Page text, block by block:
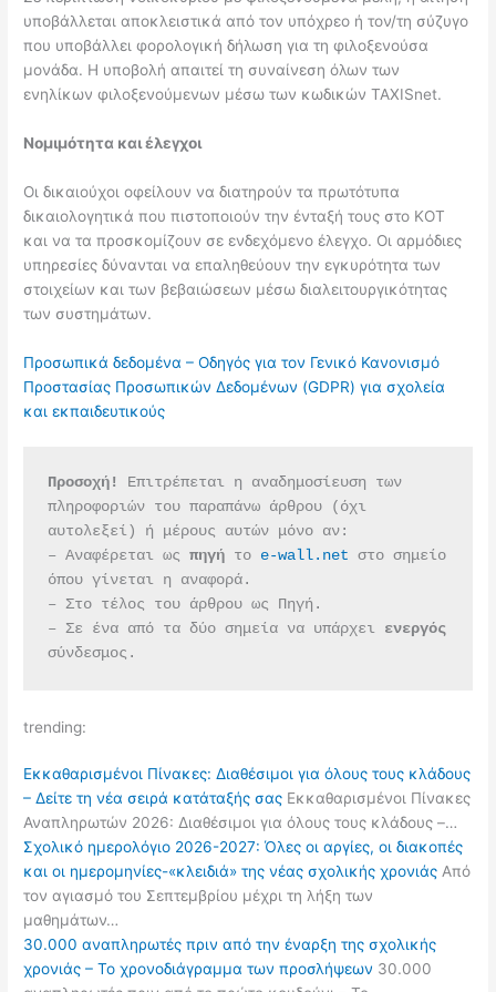
υποβάλλεται αποκλειστικά από τον υπόχρεο ή τον/τη σύζυγο
που υποβάλλει φορολογική δήλωση για τη φιλοξενούσα
μονάδα. Η υποβολή απαιτεί τη συναίνεση όλων των
ενηλίκων φιλοξενούμενων μέσω των κωδικών TAXISnet.
Νομιμότητα και έλεγχοι
Οι δικαιούχοι οφείλουν να διατηρούν τα πρωτότυπα
δικαιολογητικά που πιστοποιούν την ένταξή τους στο ΚΟΤ
και να τα προσκομίζουν σε ενδεχόμενο έλεγχο. Οι αρμόδιες
υπηρεσίες δύνανται να επαληθεύουν την εγκυρότητα των
στοιχείων και των βεβαιώσεων μέσω διαλειτουργικότητας
των συστημάτων.
Προσωπικά δεδομένα – Οδηγός για τον Γενικό Κανονισμό
Προστασίας Προσωπικών Δεδομένων (GDPR) για σχολεία
και εκπαιδευτικούς
Προσοχή!
Επιτρέπεται η αναδημοσίευση των
πληροφοριών του παραπάνω άρθρου (όχι
αυτολεξεί) ή μέρους αυτών μόνο αν:
– Αναφέρεται ως πηγή το e-wall.net στο σημείο
όπου γίνεται η αναφορά.
– Στο τέλος του άρθρου ως Πηγή.
– Σε ένα από τα δύο σημεία να υπάρχει
ενεργός
σύνδεσμος.
trending:
Εκκαθαρισμένοι Πίνακες: Διαθέσιμοι για όλους τους κλάδους
– Δείτε τη νέα σειρά κατάταξής σας Εκκαθαρισμένοι Πίνακες
Αναπληρωτών 2026: Διαθέσιμοι για όλους τους κλάδους –…
Σχολικό ημερολόγιο 2026-2027: Όλες οι αργίες, οι διακοπές
και οι ημερομηνίες-«κλειδιά» της νέας σχολικής χρονιάς Από
τον αγιασμό του Σεπτεμβρίου μέχρι τη λήξη των
μαθημάτων…
30.000 αναπληρωτές πριν από την έναρξη της σχολικής
χρονιάς – Το χρονοδιάγραμμα των προσλήψεων 30.000